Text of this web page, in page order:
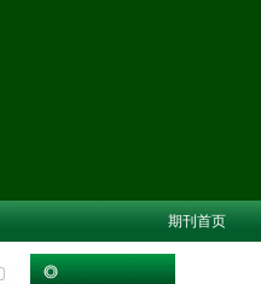
期刊首页